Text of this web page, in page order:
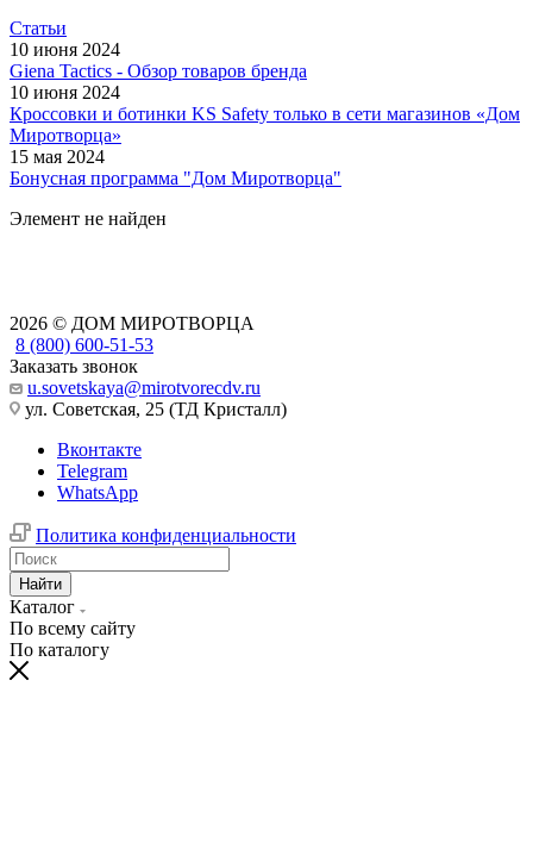
Статьи
10 июня 2024
Giena Tactics - Обзор товаров бренда
10 июня 2024
Кроссовки и ботинки KS Safety только в сети магазинов «Дом
Миротворца»
15 мая 2024
Бонусная программа "Дом Миротворца"
Элемент не найден
2026 © ДОМ МИРОТВОРЦА
8 (800) 600-51-53
Заказать звонок
u.sovetskaya@mirotvorecdv.ru
ул. Советская, 25 (ТД Кристалл)
Вконтакте
Telegram
WhatsApp
Политика конфиденциальности
Найти
Каталог
По всему сайту
По каталогу